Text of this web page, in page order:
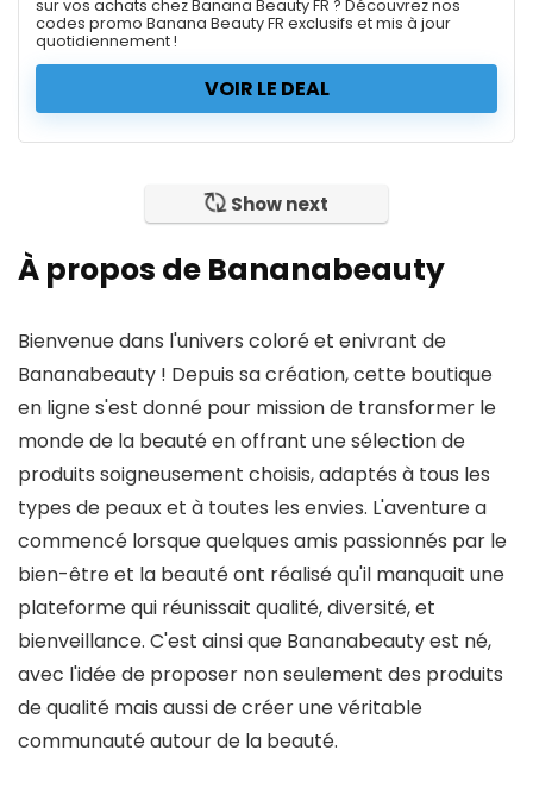
sur vos achats chez Banana Beauty FR ? Découvrez nos
codes promo Banana Beauty FR exclusifs et mis à jour
quotidiennement !
VOIR LE DEAL
Show next
À propos de Bananabeauty
Bienvenue dans l'univers coloré et enivrant de
Bananabeauty ! Depuis sa création, cette boutique
en ligne s'est donné pour mission de transformer le
monde de la beauté en offrant une sélection de
produits soigneusement choisis, adaptés à tous les
types de peaux et à toutes les envies. L'aventure a
commencé lorsque quelques amis passionnés par le
bien-être et la beauté ont réalisé qu'il manquait une
plateforme qui réunissait qualité, diversité, et
bienveillance. C'est ainsi que Bananabeauty est né,
avec l'idée de proposer non seulement des produits
de qualité mais aussi de créer une véritable
communauté autour de la beauté.